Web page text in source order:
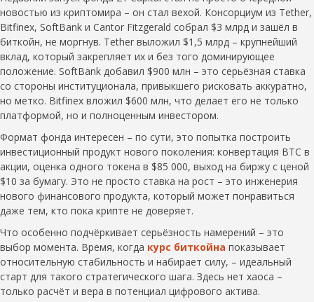
новостью из криптомира – он стал вехой. Консорциум из Tether,
Bitfinex, SoftBank и Cantor Fitzgerald собрал $3 млрд и зашёл в
биткойн, не моргнув. Tether выложил $1,5 млрд – крупнейший
вклад, который закрепляет их и без того доминирующее
положение. SoftBank добавил $900 млн – это серьёзная ставка
со стороны институционала, привыкшего рисковать аккуратно,
но метко. Bitfinex вложил $600 млн, что делает его не только
платформой, но и полноценным инвестором.
Формат фонда интересен – по сути, это попытка построить
инвестиционный продукт нового поколения: конвертация BTC в
акции, оценка одного токена в $85 000, выход на биржу с ценой
$10 за бумагу. Это не просто ставка на рост – это инженерия
нового финансового продукта, который может понравиться
даже тем, кто пока крипте не доверяет.
Что особенно подчёркивает серьёзность намерений – это
выбор момента. Время, когда курс биткойна показывает
относительную стабильность и набирает силу, – идеальный
старт для такого стратегического шага. Здесь нет хаоса –
только расчёт и вера в потенциал цифрового актива.